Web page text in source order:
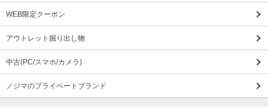
WEB限定クーポン
アウトレット掘り出し物
中古(PC/スマホ/カメラ)
ノジマのプライベートブランド